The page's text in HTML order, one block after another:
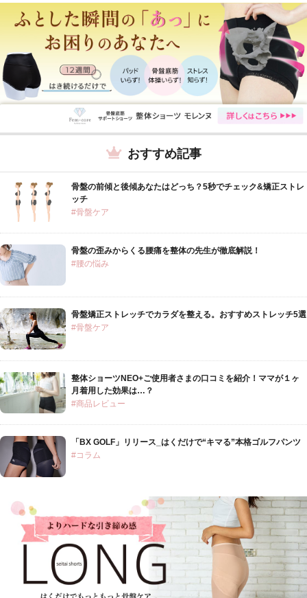
おすすめ記事
骨盤の前傾と後傾あなたはどっち？5秒でチェック&矯正ストレ
ッチ
#骨盤ケア
骨盤の歪みからくる腰痛を整体の先生が徹底解説！
#腰の悩み
骨盤矯正ストレッチでカラダを整える。おすすめストレッチ5選
#骨盤ケア
整体ショーツNEO+ご使用者さまの口コミを紹介！ママが１ヶ
月着用した効果は…？
#商品レビュー
「BX GOLF」リリース_はくだけで“キマる”本格ゴルフパンツ
#コラム